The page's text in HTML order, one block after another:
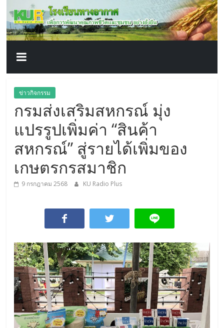
content
โรงเรียน
ทาง
อากาศ​
เพื่อ
พัฒนา
คุณภาพ
ชีวิต
ข่าวกิจกรรม
กรมส่งเสริมสหกรณ์ มุ่ง
แปรรูปเพิ่มค่า “สินค้า
สหกรณ์” สู่รายได้เพิ่มของ
เกษตรกรสมาชิก
9 กรกฎาคม 2568 KU Radio Plus